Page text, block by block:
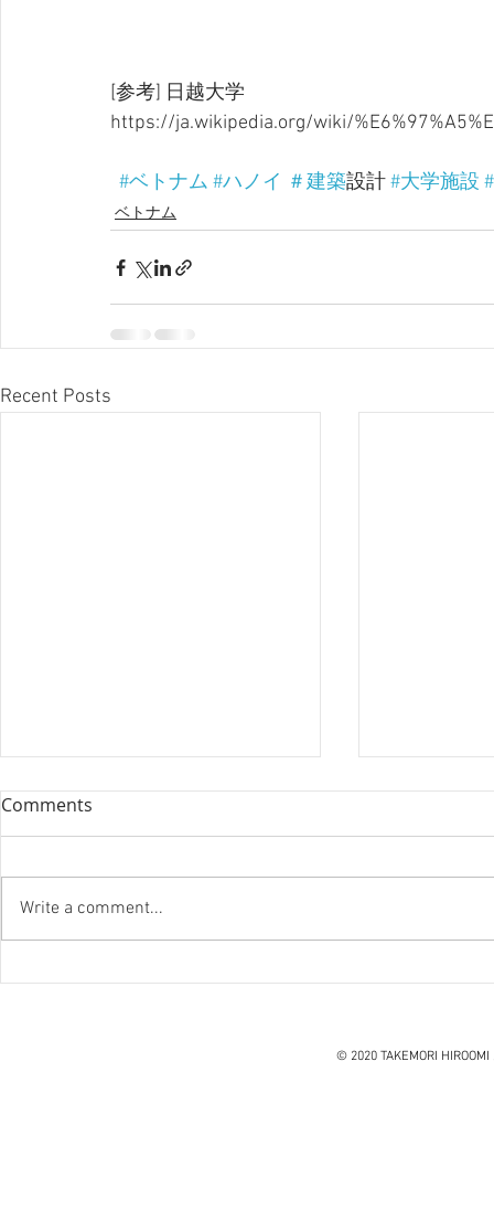
[参考] 日越大学
https://ja.wikipedia.org/wiki/
#ベトナム #ハノイ ＃建築設計 #大学施設
ベトナム
Recent Posts
ハノイ読書会『レオナルド・
『笑う住宅
Comments
Write a comment...
© 2020 TAKEMORI